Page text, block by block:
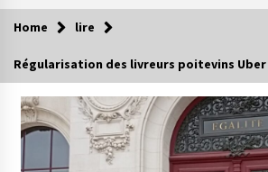
Home lire
Régularisation des livreurs poitevins Uber